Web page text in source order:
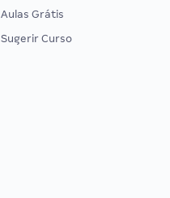
Aulas Grátis
Sugerir Curso